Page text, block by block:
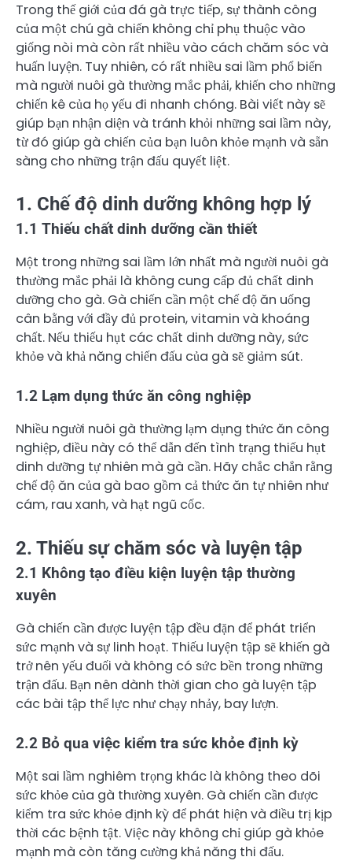
Trong thế giới của đá gà trực tiếp, sự thành công
của một chú gà chiến không chỉ phụ thuộc vào
giống nòi mà còn rất nhiều vào cách chăm sóc và
huấn luyện. Tuy nhiên, có rất nhiều sai lầm phổ biến
mà người nuôi gà thường mắc phải, khiến cho những
chiến kê của họ yếu đi nhanh chóng. Bài viết này sẽ
giúp bạn nhận diện và tránh khỏi những sai lầm này,
từ đó giúp gà chiến của bạn luôn khỏe mạnh và sẵn
sàng cho những trận đấu quyết liệt.
1. Chế độ dinh dưỡng không hợp lý
1.1 Thiếu chất dinh dưỡng cần thiết
Một trong những sai lầm lớn nhất mà người nuôi gà
thường mắc phải là không cung cấp đủ chất dinh
dưỡng cho gà. Gà chiến cần một chế độ ăn uống
cân bằng với đầy đủ protein, vitamin và khoáng
chất. Nếu thiếu hụt các chất dinh dưỡng này, sức
khỏe và khả năng chiến đấu của gà sẽ giảm sút.
1.2 Lạm dụng thức ăn công nghiệp
Nhiều người nuôi gà thường lạm dụng thức ăn công
nghiệp, điều này có thể dẫn đến tình trạng thiếu hụt
dinh dưỡng tự nhiên mà gà cần. Hãy chắc chắn rằng
chế độ ăn của gà bao gồm cả thức ăn tự nhiên như
cám, rau xanh, và hạt ngũ cốc.
2. Thiếu sự chăm sóc và luyện tập
2.1 Không tạo điều kiện luyện tập thường
xuyên
Gà chiến cần được luyện tập đều đặn để phát triển
sức mạnh và sự linh hoạt. Thiếu luyện tập sẽ khiến gà
trở nên yếu đuối và không có sức bền trong những
trận đấu. Bạn nên dành thời gian cho gà luyện tập
các bài tập thể lực như chạy nhảy, bay lượn.
2.2 Bỏ qua việc kiểm tra sức khỏe định kỳ
Một sai lầm nghiêm trọng khác là không theo dõi
sức khỏe của gà thường xuyên. Gà chiến cần được
kiểm tra sức khỏe định kỳ để phát hiện và điều trị kịp
thời các bệnh tật. Việc này không chỉ giúp gà khỏe
mạnh mà còn tăng cường khả năng thi đấu.